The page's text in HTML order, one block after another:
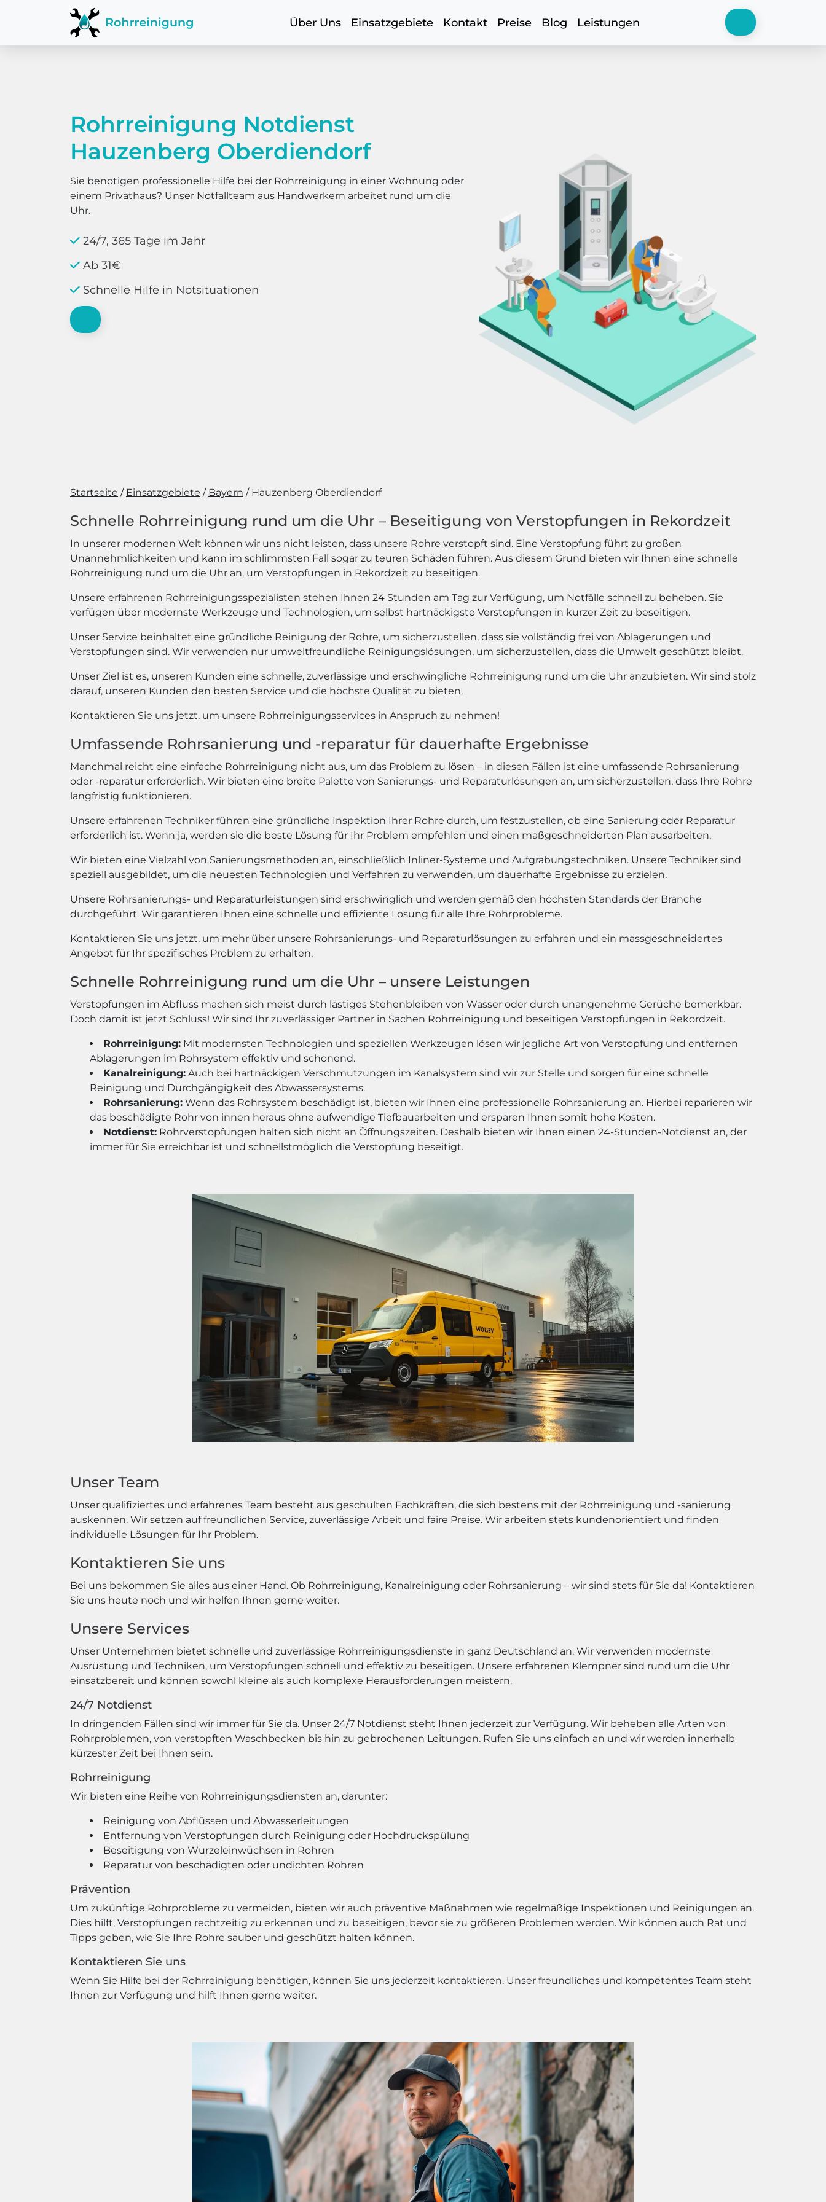
Über Uns Einsatzgebiete Kontakt Preise Blog Leistungen
Rohrreinigung Notdienst
Hauzenberg Oberdiendorf
Sie benötigen professionelle Hilfe bei der Rohrreinigung in einer Wohnung oder
einem Privathaus? Unser Notfallteam aus Handwerkern arbeitet rund um die
Uhr.
24/7, 365 Tage im Jahr
Ab 31€
Schnelle Hilfe in Notsituationen
Startseite Einsatzgebiete Bayern Hauzenberg Oberdiendorf
Schnelle Rohrreinigung rund um die Uhr – Beseitigung von Verstopfungen in Rekordzeit
In unserer modernen Welt können wir uns nicht leisten, dass unsere Rohre verstopft sind. Eine Verstopfung führt zu großen
Unannehmlichkeiten und kann im schlimmsten Fall sogar zu teuren Schäden führen. Aus diesem Grund bieten wir Ihnen eine schnelle
Rohrreinigung rund um die Uhr an, um Verstopfungen in Rekordzeit zu beseitigen.
Unsere erfahrenen Rohrreinigungsspezialisten stehen Ihnen 24 Stunden am Tag zur Verfügung, um Notfälle schnell zu beheben. Sie
verfügen über modernste Werkzeuge und Technologien, um selbst hartnäckigste Verstopfungen in kurzer Zeit zu beseitigen.
Unser Service beinhaltet eine gründliche Reinigung der Rohre, um sicherzustellen, dass sie vollständig frei von Ablagerungen und
Verstopfungen sind. Wir verwenden nur umweltfreundliche Reinigungslösungen, um sicherzustellen, dass die Umwelt geschützt bleibt.
Unser Ziel ist es, unseren Kunden eine schnelle, zuverlässige und erschwingliche Rohrreinigung rund um die Uhr anzubieten. Wir sind stolz
darauf, unseren Kunden den besten Service und die höchste Qualität zu bieten.
Kontaktieren Sie uns jetzt, um unsere Rohrreinigungsservices in Anspruch zu nehmen!
Umfassende Rohrsanierung und -reparatur für dauerhafte Ergebnisse
Manchmal reicht eine einfache Rohrreinigung nicht aus, um das Problem zu lösen – in diesen Fällen ist eine umfassende Rohrsanierung
oder -reparatur erforderlich. Wir bieten eine breite Palette von Sanierungs- und Reparaturlösungen an, um sicherzustellen, dass Ihre Rohre
langfristig funktionieren.
Unsere erfahrenen Techniker führen eine gründliche Inspektion Ihrer Rohre durch, um festzustellen, ob eine Sanierung oder Reparatur
erforderlich ist. Wenn ja, werden sie die beste Lösung für Ihr Problem empfehlen und einen maßgeschneiderten Plan ausarbeiten.
Wir bieten eine Vielzahl von Sanierungsmethoden an, einschließlich Inliner-Systeme und Aufgrabungstechniken. Unsere Techniker sind
speziell ausgebildet, um die neuesten Technologien und Verfahren zu verwenden, um dauerhafte Ergebnisse zu erzielen.
Unsere Rohrsanierungs- und Reparaturleistungen sind erschwinglich und werden gemäß den höchsten Standards der Branche
durchgeführt. Wir garantieren Ihnen eine schnelle und effiziente Lösung für alle Ihre Rohrprobleme.
Kontaktieren Sie uns jetzt, um mehr über unsere Rohrsanierungs- und Reparaturlösungen zu erfahren und ein massgeschneidertes
Angebot für Ihr spezifisches Problem zu erhalten.
Schnelle Rohrreinigung rund um die Uhr – unsere Leistungen
Verstopfungen im Abfluss machen sich meist durch lästiges Stehenbleiben von Wasser oder durch unangenehme Gerüche bemerkbar.
Doch damit ist jetzt Schluss! Wir sind Ihr zuverlässiger Partner in Sachen Rohrreinigung und beseitigen Verstopfungen in Rekordzeit.
Rohrreinigung: Mit modernsten Technologien und speziellen Werkzeugen lösen wir jegliche Art von Verstopfung und entfernen
Ablagerungen im Rohrsystem effektiv und schonend.
Kanalreinigung: Auch bei hartnäckigen Verschmutzungen im Kanalsystem sind wir zur Stelle und sorgen für eine schnelle
Reinigung und Durchgängigkeit des Abwassersystems.
Rohrsanierung: Wenn das Rohrsystem beschädigt ist, bieten wir Ihnen eine professionelle Rohrsanierung an. Hierbei reparieren wir
das beschädigte Rohr von innen heraus ohne aufwendige Tiefbauarbeiten und ersparen Ihnen somit hohe Kosten.
Notdienst: Rohrverstopfungen halten sich nicht an Öffnungszeiten. Deshalb bieten wir Ihnen einen 24-Stunden-Notdienst an, der
immer für Sie erreichbar ist und schnellstmöglich die Verstopfung beseitigt.
Unser Team
Unser qualifiziertes und erfahrenes Team besteht aus geschulten Fachkräften, die sich bestens mit der Rohrreinigung und -sanierung
auskennen. Wir setzen auf freundlichen Service, zuverlässige Arbeit und faire Preise. Wir arbeiten stets kundenorientiert und finden
individuelle Lösungen für Ihr Problem.
Kontaktieren Sie uns
Bei uns bekommen Sie alles aus einer Hand. Ob Rohrreinigung, Kanalreinigung oder Rohrsanierung – wir sind stets für Sie da! Kontaktieren
Sie uns heute noch und wir helfen Ihnen gerne weiter.
Unsere Services
Unser Unternehmen bietet schnelle und zuverlässige Rohrreinigungsdienste in ganz Deutschland an. Wir verwenden modernste
Ausrüstung und Techniken, um Verstopfungen schnell und effektiv zu beseitigen. Unsere erfahrenen Klempner sind rund um die Uhr
einsatzbereit und können sowohl kleine als auch komplexe Herausforderungen meistern.
24/7 Notdienst
In dringenden Fällen sind wir immer für Sie da. Unser 24/7 Notdienst steht Ihnen jederzeit zur Verfügung. Wir beheben alle Arten von
Rohrproblemen, von verstopften Waschbecken bis hin zu gebrochenen Leitungen. Rufen Sie uns einfach an und wir werden innerhalb
kürzester Zeit bei Ihnen sein.
Rohrreinigung
Wir bieten eine Reihe von Rohrreinigungsdiensten an, darunter:
Reinigung von Abflüssen und Abwasserleitungen
Entfernung von Verstopfungen durch Reinigung oder Hochdruckspülung
Beseitigung von Wurzeleinwüchsen in Rohren
Reparatur von beschädigten oder undichten Rohren
Prävention
Um zukünftige Rohrprobleme zu vermeiden, bieten wir auch präventive Maßnahmen wie regelmäßige Inspektionen und Reinigungen an.
Dies hilft, Verstopfungen rechtzeitig zu erkennen und zu beseitigen, bevor sie zu größeren Problemen werden. Wir können auch Rat und
Tipps geben, wie Sie Ihre Rohre sauber und geschützt halten können.
Kontaktieren Sie uns
Wenn Sie Hilfe bei der Rohrreinigung benötigen, können Sie uns jederzeit kontaktieren. Unser freundliches und kompetentes Team steht
Ihnen zur Verfügung und hilft Ihnen gerne weiter.